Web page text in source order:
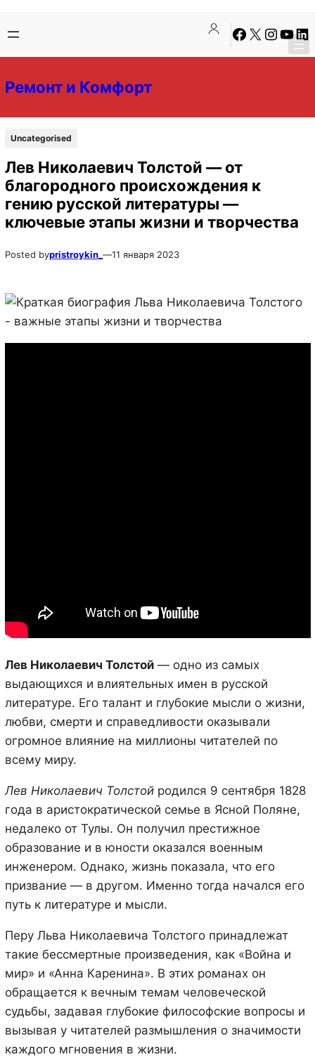
содержимому
содержимому
Facebook
X Instagram
Ремонт и Комфорт
Uncategorised
Лев Николаевич Толстой — от
благородного происхождения к
гению русской литературы —
ключевые этапы жизни и творчества
Posted bypristroykin_ —11 января 2023
Лев Николаевич Толстой— одно из самых
выдающихся и влиятельных имен в русской
литературе. Его талант и глубокие мысли о жизни,
любви, смерти и справедливости оказывали
огромное влияние на миллионы читателей по
всему миру.
Лев Николаевич Толстойродился 9 сентября 1828
года в аристократической семье в Ясной Поляне,
недалеко от Тулы. Он получил престижное
образование и в юности оказался военным
инженером. Однако, жизнь показала, что его
призвание — в другом. Именно тогда начался его
путь к литературе и мысли.
Перу Льва Николаевича Толстого принадлежат
такие бессмертные произведения, как «Война и
мир» и «Анна Каренина». В этих романах он
обращается к вечным темам человеческой
судьбы, задавая глубокие философские вопросы и
вызывая у читателей размышления о значимости
каждого мгновения в жизни.